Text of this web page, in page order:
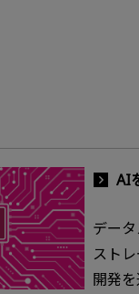
AI
デー
スト
開発